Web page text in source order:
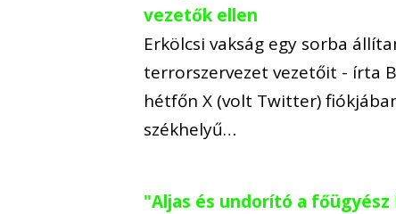
vezetők ellen
Erkölcsi vakság egy sorba
terrorszervezet vezetőit - írta
hétfőn X (volt Twitter)
székhelyű…
"Aljas és undorító a